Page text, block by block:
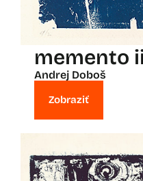
memento
Andrej Doboš
Zobraziť